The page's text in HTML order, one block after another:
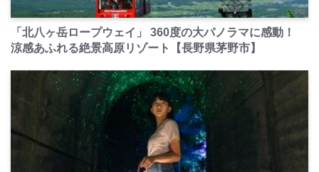
PR
「北八ヶ岳ロープウェイ」 360度の大パノラマに感動！
涼感あふれる絶景高原リゾート【長野県茅野市】